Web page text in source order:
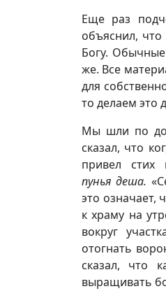
Еще раз
объяснил,
Богу.
же. Все
для
то делаем это
Мы шли по
сказал, что
привел стих
пунья деша.
это означает,
к храму на
вокруг
отогнать
сказал, что
выращивать